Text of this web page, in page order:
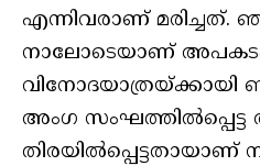
എന്നിവരാണ് മരിച്ചത്.
നാലോടെയാണ്
വിനോദയാത്രയ്ക്കായി
അംഗ
തിരയില്‍പ്പെട്ടതായാണ്